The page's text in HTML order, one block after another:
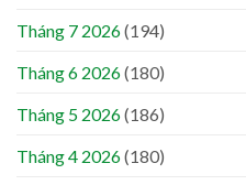
Tháng 7 2026(194)
Tháng 6 2026(180)
Tháng 5 2026(186)
Tháng 4 2026(180)